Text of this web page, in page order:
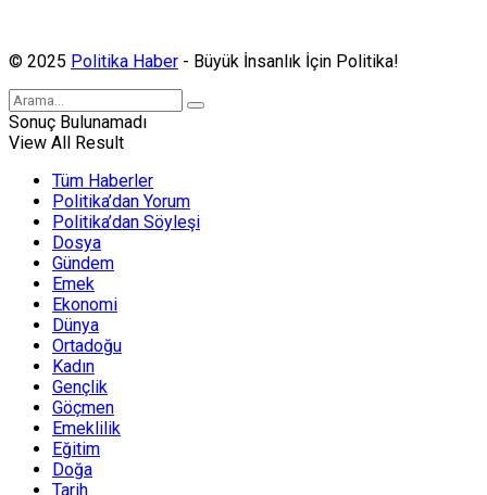
© 2025 Politika Haber - Büyük İnsanlık İçin Politika!
Sonuç Bulunamadı
View All Result
Tüm Haberler
Politika’dan Yorum
Politika’dan Söyleşi
Dosya
Gündem
Emek
Ekonomi
Dünya
Ortadoğu
Kadın
Gençlik
Göçmen
Emeklilik
Eğitim
Doğa
Tarih